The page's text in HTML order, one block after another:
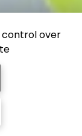
control over